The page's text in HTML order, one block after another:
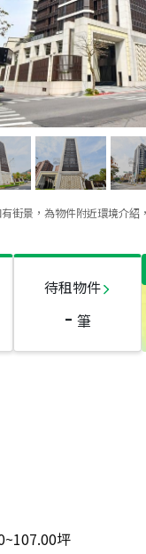
街景，為物件附近環境介紹
2012年第3季度服務品
待租物件
- 筆
坪